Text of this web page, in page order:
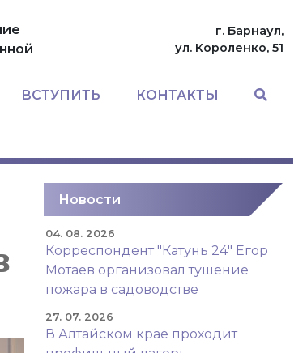
г. Барнаул,
ул. Короленко, 51
ВСТУПИТЬ КОНТАКТЫ
Новости
04. 08. 2026
Корреспондент "Катунь 24" Егор
Мотаев организовал тушение
пожара в садоводстве
27. 07. 2026
В Алтайском крае проходит